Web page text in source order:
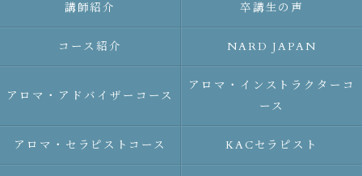
講師紹介 卒講生の声
コース紹介 NARD JAPAN
アロマ・アドバイザーコース
アロマ・インストラクターコ
ース
アロマ・セラピストコース KACセラピスト